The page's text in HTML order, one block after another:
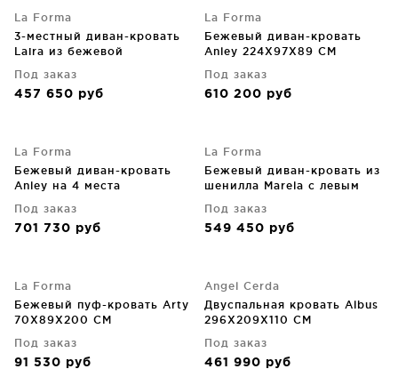
La Forma
3-местный диван-кровать
Laira из бежевой
Под заказ
457 650 руб
La Forma
Бежевый диван-кровать
Anley 224X97X89 CM
Под заказ
610 200 руб
La Forma
Бежевый диван-кровать
Anley на 4 места
Под заказ
701 730 руб
La Forma
Бежевый диван-кровать из
шенилла Marela с левым
CM
Под заказ
549 450 руб
La Forma
Бежевый пуф-кровать Arty
70X89X200 CM
Под заказ
91 530 руб
Angel Cerda
Двуспальная кровать Albus
296X209X110 CM
Под заказ
461 990 руб